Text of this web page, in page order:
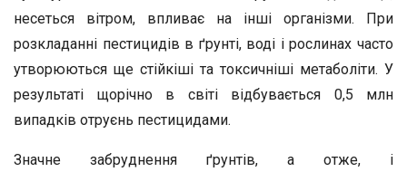
несеться вітром, впливає на інші організми. При
розкладанні пестицидів в ґрунті, воді і рослинах часто
утворюються ще стійкіші та токсичніші метаболіти. У
результаті щорічно в світі відбувається 0,5 млн
випадків отруєнь пестицидами.
Значне забруднення ґрунтів, а отже, і